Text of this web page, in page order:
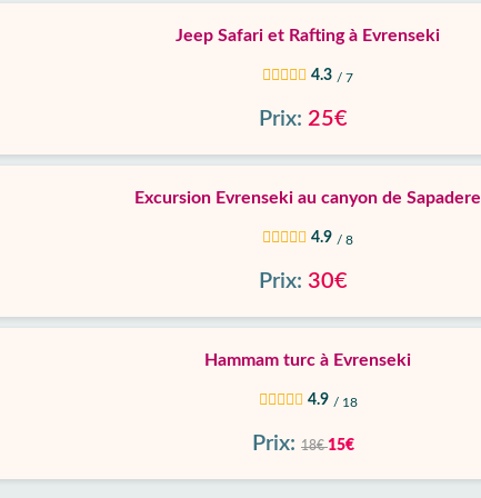
Jeep Safari et Rafting à Evrenseki
4.3 / 7
Prix: 25€
Excursion Evrenseki au canyon de Sapadere
4.9 / 8
Prix: 30€
Hammam turc à Evrenseki
4.9 / 18
Prix: 18€15€